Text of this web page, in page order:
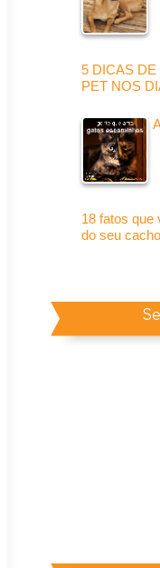
5 DICAS DE
PET NOS
18 fatos que
do seu